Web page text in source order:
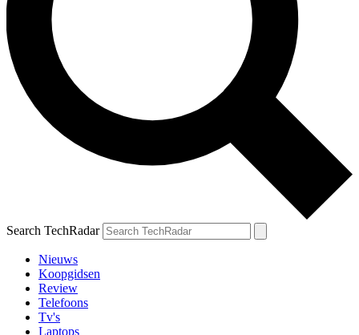
Search TechRadar
Nieuws
Koopgidsen
Review
Telefoons
Tv's
Laptops